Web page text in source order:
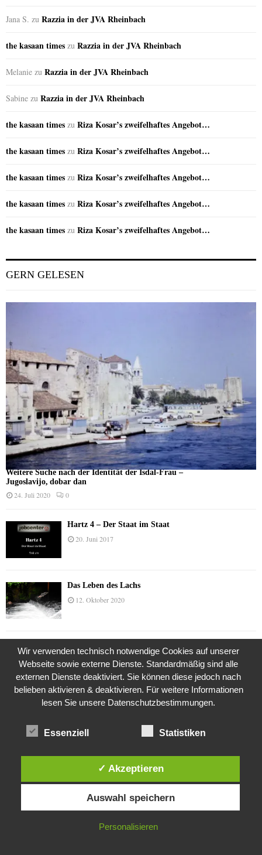
Jana S. zu Razzia in der JVA Rheinbach
the kasaan times zu Razzia in der JVA Rheinbach
Melanie zu Razzia in der JVA Rheinbach
Sabine zu Razzia in der JVA Rheinbach
the kasaan times zu Riza Kosar’s zweifelhaftes Angebot…
the kasaan times zu Riza Kosar’s zweifelhaftes Angebot…
the kasaan times zu Riza Kosar’s zweifelhaftes Angebot…
the kasaan times zu Riza Kosar’s zweifelhaftes Angebot…
the kasaan times zu Riza Kosar’s zweifelhaftes Angebot…
GERN GELESEN
Weitere Suche nach der Identität der Isdal-Frau –
Jugoslavijo, dobar dan
24. Juli 2020 0
Hartz 4 – Der Staat im Staat
20. Juni 2017
Das Leben des Lachs
12. Oktober 2020
Die Geschichte der Kubushäuser
9. Juli 2018
Was ist denn das? -Mars „SOL 735“ Rover Curiosity
Die Brexit-Lüge (1/8 Teil)
3. November 2019
Die Straße radikalisiert jeden Tag ein Stückchen
Diese Website verwendet Cookies. Durch die weitere Nutzung dieser
Website stimmst du der Verwendung von Cookies zu.
IN ORDNUNG
Wir verwenden technisch notwendige Cookies auf unserer
Webseite sowie externe Dienste. Standardmäßig sind alle
externen Dienste deaktiviert. Sie können diese jedoch nach
belieben aktivieren & deaktivieren. Für weitere Informationen
lesen Sie unsere Datenschutzbestimmungen.
Essenziell Statistiken
✓ Akzeptieren
Auswahl speichern
Personalisieren